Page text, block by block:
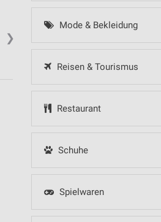
Mode & Bekleidung
Reisen & Tourismus
Restaurant
Schuhe
Spielwaren
❯